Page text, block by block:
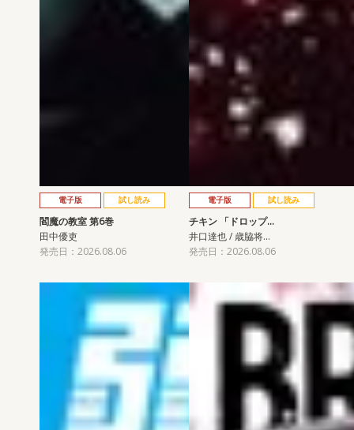
電子版 試し読み
閻魔の教室 第6巻
田中優吏
発売日：2026.08.06
電子版 試し読み
チキン 「ドロップ…
井口達也 / 歳脇将…
発売日：2026.08.06